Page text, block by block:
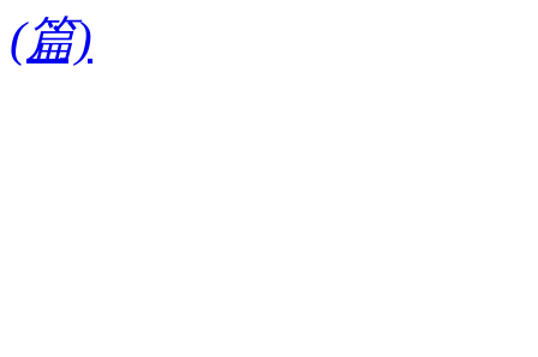
(篇)